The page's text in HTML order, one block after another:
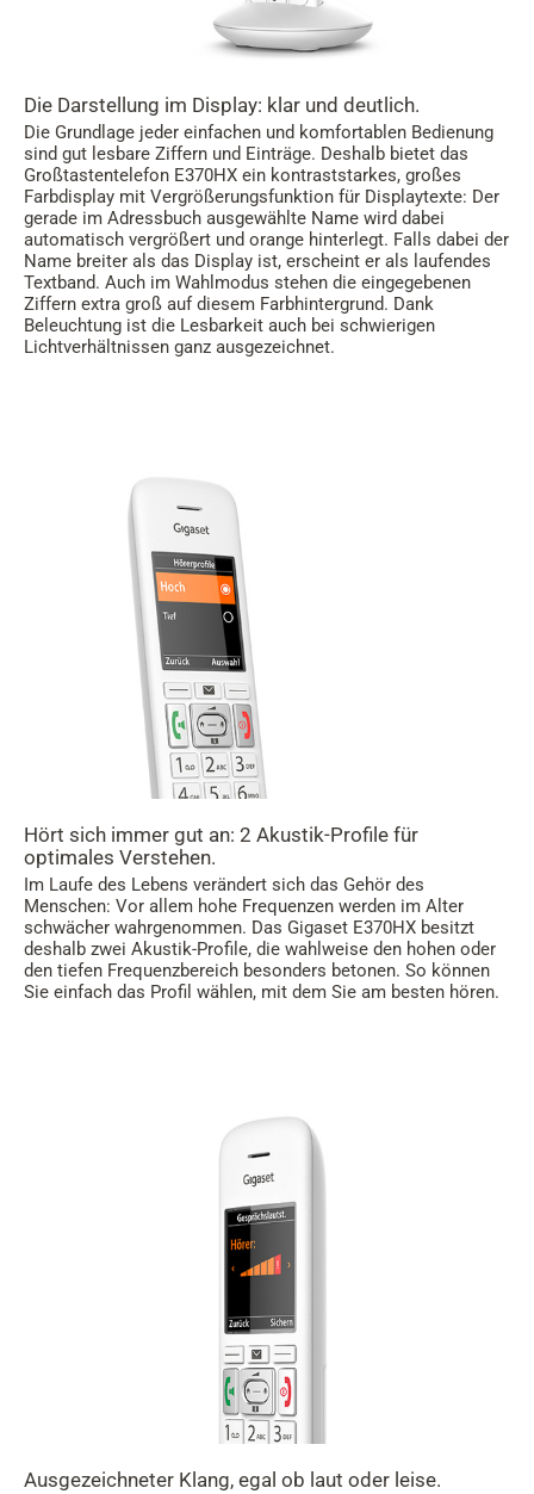
Die Darstellung im Display: klar und deutlich.
Die Grundlage jeder einfachen und komfortablen Bedienung
sind gut lesbare Ziffern und Einträge. Deshalb bietet das
Großtastentelefon E370HX ein kontraststarkes, großes
Farbdisplay mit Vergrößerungsfunktion für Displaytexte: Der
gerade im Adressbuch ausgewählte Name wird dabei
automatisch vergrößert und orange hinterlegt. Falls dabei der
Name breiter als das Display ist, erscheint er als laufendes
Textband. Auch im Wahlmodus stehen die eingegebenen
Ziffern extra groß auf diesem Farbhintergrund. Dank
Beleuchtung ist die Lesbarkeit auch bei schwierigen
Lichtverhältnissen ganz ausgezeichnet.
Hört sich immer gut an: 2 Akustik-Profile für
optimales Verstehen.
Im Laufe des Lebens verändert sich das Gehör des
Menschen: Vor allem hohe Frequenzen werden im Alter
schwächer wahrgenommen. Das Gigaset E370HX besitzt
deshalb zwei Akustik-Profile, die wahlweise den hohen oder
den tiefen Frequenzbereich besonders betonen. So können
Sie einfach das Profil wählen, mit dem Sie am besten hören.
Ausgezeichneter Klang, egal ob laut oder leise.